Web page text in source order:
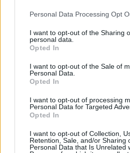
Please note that this website/app
not limited to your visit or usage
grant or deny consent to Google and
use your data for below specified
consent section.
Personal Data Processing Opt
I want to opt-out of the Sharing
personal data.
Opted In
I want to opt-out of the Sale of
Personal Data.
Opted In
I want to opt-out of processing
Personal Data for Targeted
Opted In
I want to opt-out of Collection,
Retention, Sale, and/or Sharing
Personal Data that Is Unrelated
Igen komoly nagylemez
zenekar aSatanic Chaos
Magyarországon is ...